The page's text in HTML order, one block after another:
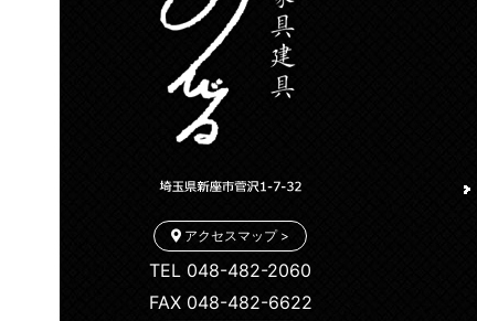
アクセスマップ >
TEL 048-482-2060
FAX 048-482-6622